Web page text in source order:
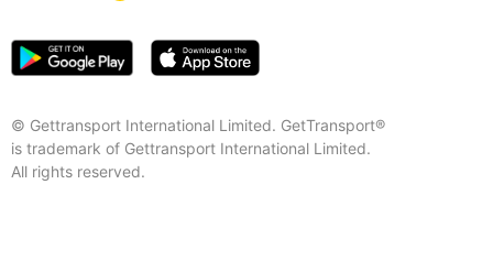
© Gettransport International Limited. GetTransport®
is trademark of Gettransport International Limited.
All rights reserved.